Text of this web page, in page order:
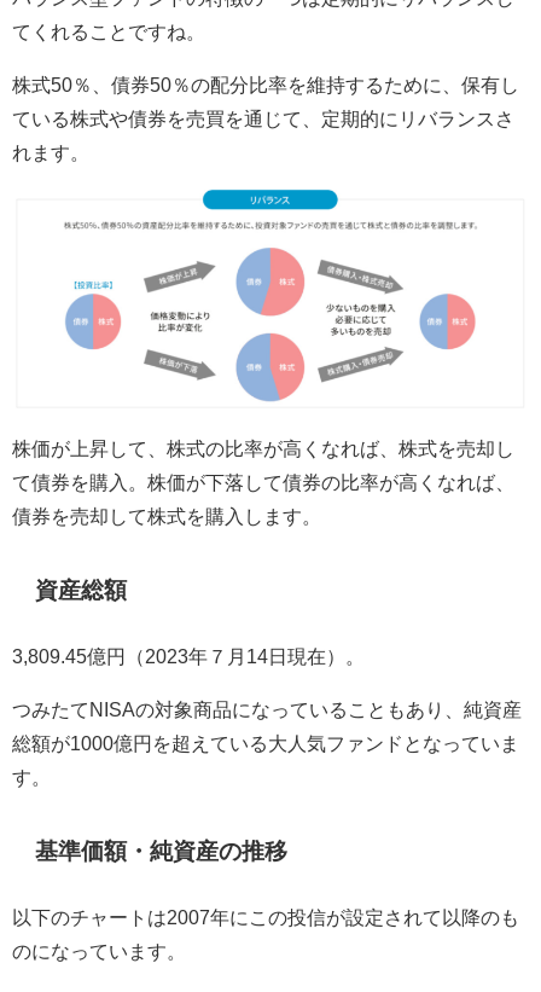
てくれることですね。
株式50％、債券50％の配分比率を維持するために、保有し
ている株式や債券を売買を通じて、定期的にリバランスさ
れます。
株価が上昇して、株式の比率が高くなれば、株式を売却し
て債券を購入。株価が下落して債券の比率が高くなれば、
債券を売却して株式を購入します。
資産総額
3,809.45億円（2023年７月14日現在）。
つみたてNISAの対象商品になっていることもあり、純資産
総額が1000億円を超えている大人気ファンドとなっていま
す。
基準価額・純資産の推移
以下のチャートは2007年にこの投信が設定されて以降のも
のになっています。